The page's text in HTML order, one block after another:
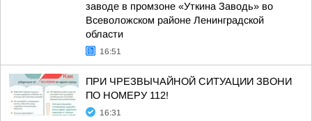
заводе в промзоне «Уткина Заводь» во
Всеволожском районе Ленинградской
области
16:51
ПРИ ЧРЕЗВЫЧАЙНОЙ СИТУАЦИИ ЗВОНИ
ПО НОМЕРУ 112!
16:31